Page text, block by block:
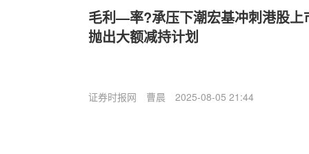
毛利—率?承压下潮宏基冲刺港股上
抛出大额减持计划
证券时报网 曹晨 2025-08-05 21:44